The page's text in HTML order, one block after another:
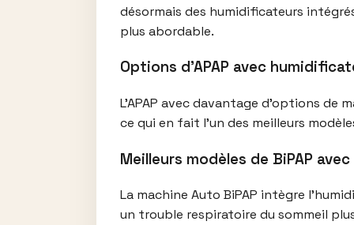
désormais des humidificateurs
plus abordable.
Options d’APAP avec
L’APAP avec davantage d’options
ce qui en fait l’un des meilleurs
Meilleurs modèles de BiPAP
La machine Auto BiPAP intègre
un trouble respiratoire du sommeil